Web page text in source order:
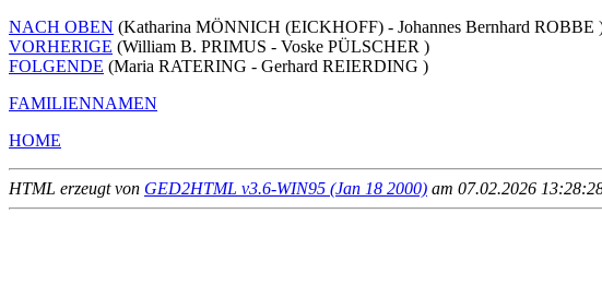
NACH OBEN (Katharina MÖNNICH (EICKHOFF) - Johannes Bernhard ROBBE
VORHERIGE (William B. PRIMUS - Voske PÜLSCHER )
FOLGENDE (Maria RATERING - Gerhard REIERDING )
FAMILIENNAMEN
HOME
HTML erzeugt von GED2HTML v3.6-WIN95 (Jan 18 2000) am 07.02.2026